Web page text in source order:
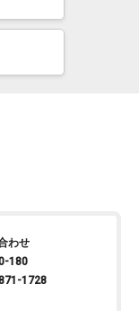
わせ
180
1728